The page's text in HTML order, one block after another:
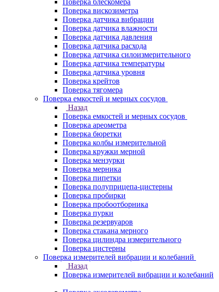
Поверка блескомера
Поверка вискозиметра
Поверка датчика вибрации
Поверка датчика влажности
Поверка датчика давления
Поверка датчика расхода
Поверка датчика силоизмерительного
Поверка датчика температуры
Поверка датчика уровня
Поверка крейтов
Поверка тягомера
Поверка емкостей и мерных сосудов
Назад
Поверка емкостей и мерных сосудов
Поверка ареометра
Поверка бюретки
Поверка колбы измерительной
Поверка кружки мерной
Поверка мензурки
Поверка мерника
Поверка пипетки
Поверка полуприцепа-цистерны
Поверка пробирки
Поверка пробоотборника
Поверка пурки
Поверка резервуаров
Поверка стакана мерного
Поверка цилиндра измерительного
Поверка цистерны
Поверка измерителей вибрации и колебаний
Назад
Поверка измерителей вибрации и колебаний